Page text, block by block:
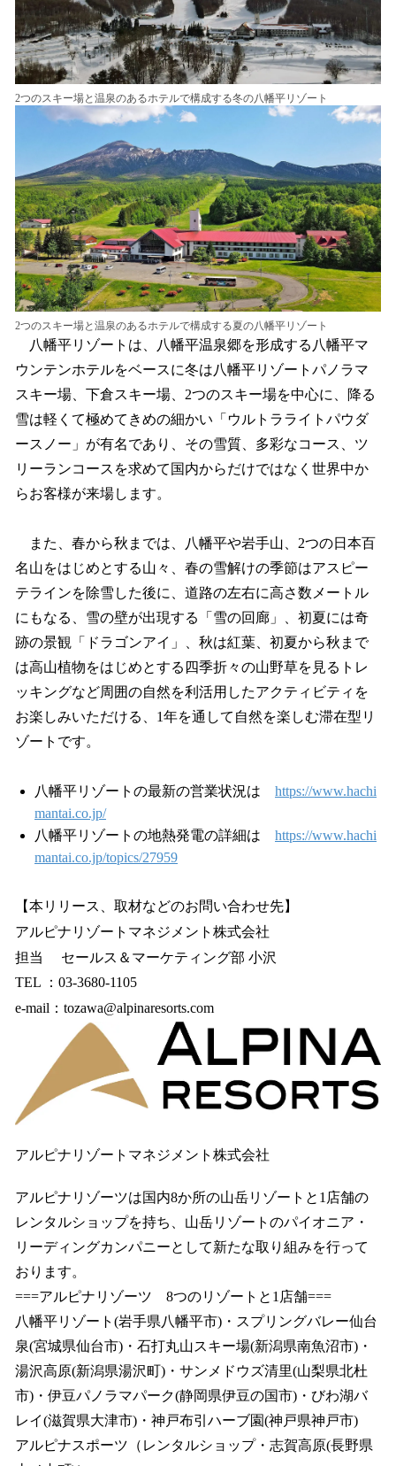
2つのスキー場と温泉のあるホテルで構成する冬の八幡平リゾート
2つのスキー場と温泉のあるホテルで構成する夏の八幡平リゾート
八幡平リゾートは、八幡平温泉郷を形成する八幡平マ
ウンテンホテルをベースに冬は八幡平リゾートパノラマ
スキー場、下倉スキー場、2つのスキー場を中心に、降る
雪は軽くて極めてきめの細かい「ウルトラライトパウダ
ースノー」が有名であり、その雪質、多彩なコース、ツ
リーランコースを求めて国内からだけではなく世界中か
らお客様が来場します。
また、春から秋までは、八幡平や岩手山、2つの日本百
名山をはじめとする山々、春の雪解けの季節はアスピー
テラインを除雪した後に、道路の左右に高さ数メートル
にもなる、雪の壁が出現する「雪の回廊」、初夏には奇
跡の景観「ドラゴンアイ」、秋は紅葉、初夏から秋まで
は高山植物をはじめとする四季折々の山野草を見るトレ
ッキングなど周囲の自然を利活用したアクティビティを
お楽しみいただける、1年を通して自然を楽しむ滞在型リ
ゾートです。
八幡平リゾートの最新の営業状況は https://www.hachi
mantai.co.jp/
八幡平リゾートの地熱発電の詳細は https://www.hachi
mantai.co.jp/topics/27959
【本リリース、取材などのお問い合わせ先】
アルピナリゾートマネジメント株式会社
担当 セールス＆マーケティング部 小沢
TEL ：03-3680-1105
e-mail：tozawa@alpinaresorts.com
アルピナリゾートマネジメント株式会社
アルピナリゾーツは国内8か所の山岳リゾートと1店舗の
レンタルショップを持ち、山岳リゾートのパイオニア・
リーディングカンパニーとして新たな取り組みを行って
おります。
===アルピナリゾーツ 8つのリゾートと1店舗===
八幡平リゾート(岩手県八幡平市)・スプリングバレー仙台
泉(宮城県仙台市)・石打丸山スキー場(新潟県南魚沼市)・
湯沢高原(新潟県湯沢町)・サンメドウズ清里(山梨県北杜
市)・伊豆パノラマパーク(静岡県伊豆の国市)・びわ湖バ
レイ(滋賀県大津市)・神戸布引ハーブ園(神戸県神戸市)
アルピナスポーツ（レンタルショップ・志賀高原(長野県